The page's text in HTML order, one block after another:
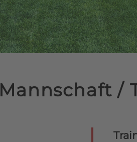
Mannschaft /